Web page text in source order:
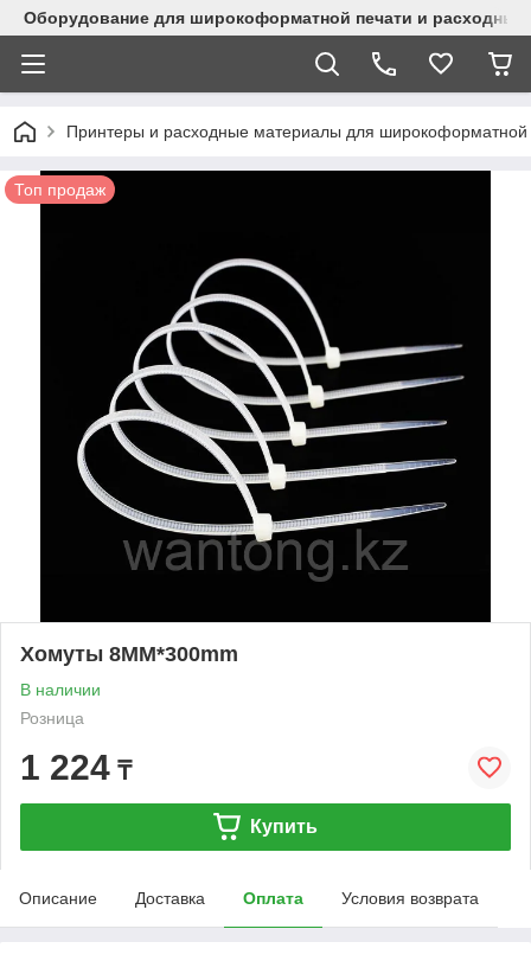
Оборудование для широкоформатной печати и
Принтеры и расходные материалы для широкоформатной
Топ продаж
Хомуты 8MM*300mm
В наличии
Розница
1 224 ₸
Купить
Описание Доставка Оплата Условия возврата